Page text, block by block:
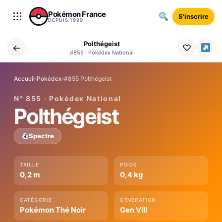
Aller au contenu
Pokémon France
DEPUIS 1999 S'inscrire
← Polthégeist
#855 · Pokédex National ♡
Accueil›Pokédex›#855 Polthégeist
N° 855 · Pokédex National
Polthégeist
Spectre
TAILLE
0,2 m
POIDS
0,4 kg
CATÉGORIE
Pokémon Thé Noir
GÉNÉRATION
Gen VIII